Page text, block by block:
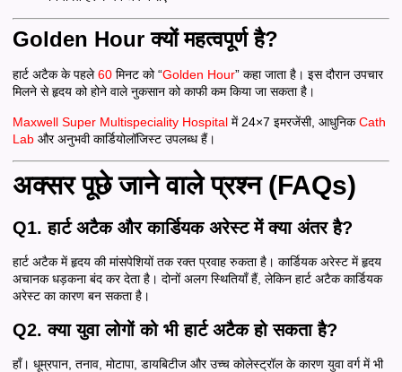
Golden Hour क्यों महत्वपूर्ण है?
हार्ट अटैक के पहले 60 मिनट को “Golden Hour” कहा जाता है। इस दौरान उपचार
मिलने से हृदय को होने वाले नुकसान को काफी कम किया जा सकता है।
Maxwell Super Multispeciality Hospital में 24×7 इमरजेंसी, आधुनिकCath
Lab और अनुभवी कार्डियोलॉजिस्ट उपलब्ध हैं।
अक्सर पूछे जाने वाले प्रश्न (FAQs)
Q1. हार्ट अटैक और कार्डियक अरेस्ट में क्या अंतर है?
हार्ट अटैक में हृदय की मांसपेशियों तक रक्त प्रवाह रुकता है। कार्डियक अरेस्ट में हृदय
अचानक धड़कना बंद कर देता है। दोनों अलग स्थितियाँ हैं, लेकिन हार्ट अटैक कार्डियक
अरेस्ट का कारण बन सकता है।
Q2. क्या युवा लोगों को भी हार्ट अटैक हो सकता है?
हाँ। धूम्रपान, तनाव, मोटापा, डायबिटीज और उच्च कोलेस्ट्रॉल के कारण युवा वर्ग में भी